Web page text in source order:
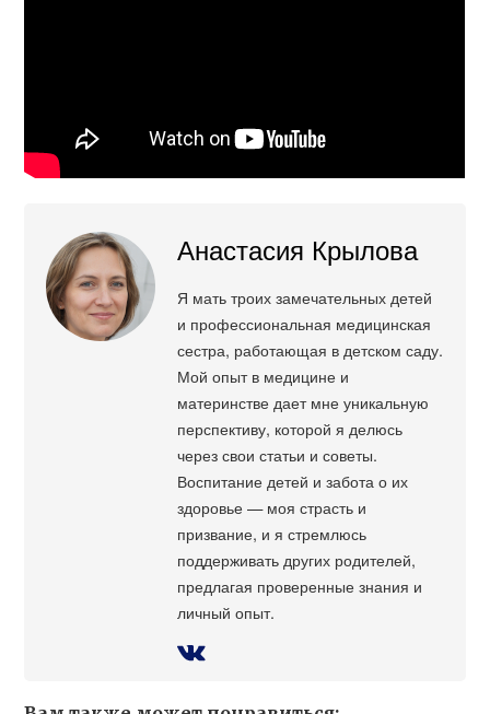
Анастасия Крылова
Я мать троих замечательных детей
и профессиональная медицинская
сестра, работающая в детском саду.
Мой опыт в медицине и
материнстве дает мне уникальную
перспективу, которой я делюсь
через свои статьи и советы.
Воспитание детей и забота о их
здоровье — моя страсть и
призвание, и я стремлюсь
поддерживать других родителей,
предлагая проверенные знания и
личный опыт.